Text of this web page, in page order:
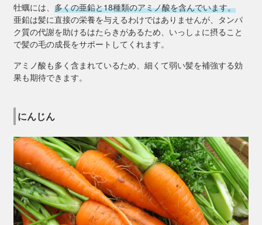
牡蠣には、 多くの亜鉛と18種類のアミノ酸を含んでいます。
亜鉛は髪に直接の栄養を与えるわけではありませんが、タンパ
ク質の代謝を助けるはたらきがあるため、いっしょに摂ること
で髪の毛の成長をサポートしてくれます。
アミノ酸も多く含まれているため、細くて弱い髪を補強する効
果も期待できます。
にんじん